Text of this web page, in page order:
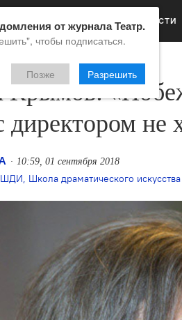
НОВОСТИ
директором не
10:59, 01 сентября 2018
ШДИ, Школа драматического искусства
от журнала Театр.
чтобы подписаться.
Позже Разрешить